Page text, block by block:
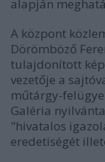
alapján
A központ
Dörömböző
tulajdonított
vezetője a
műtárgy-
Galéria
"hivatalos
eredetiségét